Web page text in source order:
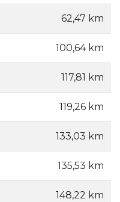
62,47 km
100,64 km
117,81 km
119,26 km
133,03 km
135,53 km
148,22 km